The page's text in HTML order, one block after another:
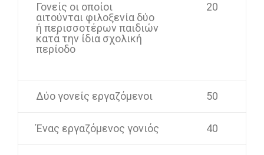
Γονείς οι οποίοι
αιτούνται φιλοξενία δύο
ή περισσοτέρων παιδιών
κατά την ίδια σχολική
περίοδο
20
Δύο γονείς εργαζόμενοι 50
Ένας εργαζόμενος γονιός 40